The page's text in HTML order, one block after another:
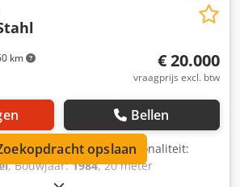
km € 20.000
vraagprijs excl. btw
Bellen
(gebruikt), Functionaliteit:
, Bouwjaar:1984, 20 meter
Alxoa 1.000 kg
opslaan